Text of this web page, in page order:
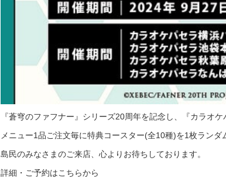
『蒼穹のファフナー』シリーズ20周年を記念し、『カラオ
メニュー1品ご注文毎に特典コースター(全10種)を1枚ランダ
島民のみなさまのご来店、心よりお待ちしております。
詳細・ご予約はこちらから